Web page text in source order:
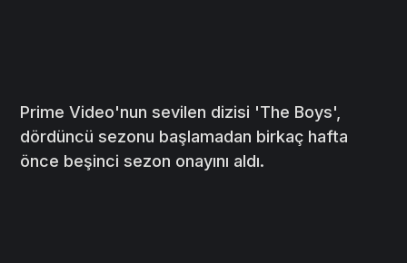
Prime Video'nun sevilen dizisi 'The Boys',
dördüncü sezonu başlamadan birkaç hafta
önce beşinci sezon onayını aldı.